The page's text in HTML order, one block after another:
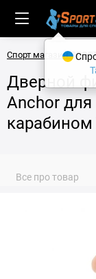
Спорт магазин
Дверной
Anchor для
карабином
Все про товар